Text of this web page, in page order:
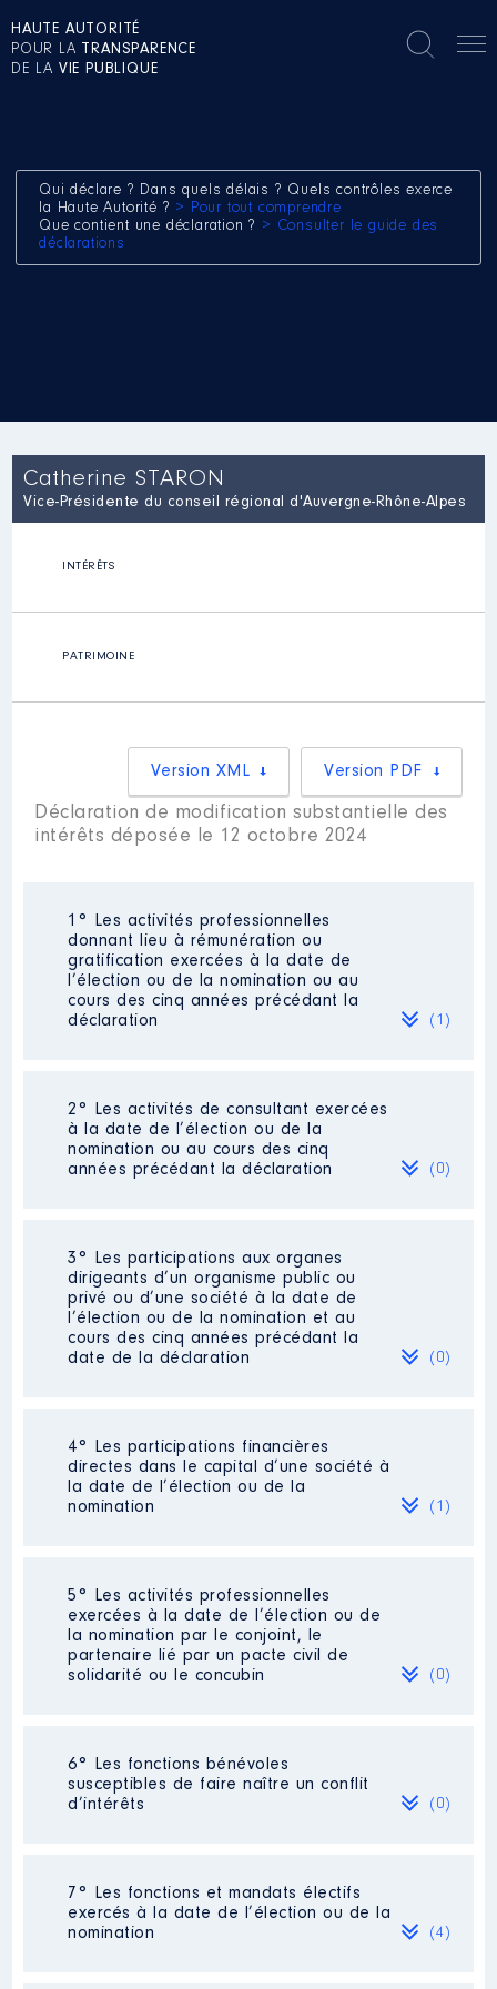
HAUTE AUTORITÉ
POUR LA TRANSPARENCE
DE LA VIE PUBLIQUE
Qui déclare ? Dans quels délais ? Quels contrôles exerce
la Haute Autorité ? > Pour tout comprendre
Que contient une déclaration ? > Consulter le guide des
déclarations
Catherine STARON
Vice-Présidente du conseil régional d'Auvergne-Rhône-Alpes
INTÉRÊTS
PATRIMOINE
Version PDF
Version XML
Déclaration de modification substantielle des
intérêts déposée le 12 octobre 2024
1° Les activités professionnelles
donnant lieu à rémunération ou
gratification exercées à la date de
l’élection ou de la nomination ou au
cours des cinq années précédant la
déclaration
(1)
Description
: Directrice de
développement
Commentaire : Fin de contrat le
24/06/2021
Rémunération ou gratification
:
Année Montant
2019
78 587 €
Net
2020
68 883 €
Net
2021
39 450 €
Net
2022
2° Les activités de consultant exercées
à la date de l’élection ou de la
nomination ou au cours des cinq
années précédant la déclaration
(0)
Néant
3° Les participations aux organes
dirigeants d’un organisme public ou
privé ou d’une société à la date de
l’élection ou de la nomination et au
cours des cinq années précédant la
date de la déclaration
(0)
Néant
4° Les participations financières
directes dans le capital d’une société à
la date de l’élection ou de la
nomination
(1)
Société : ARIETIS
Evaluation : 3000 € │ Nombre de
parts détenues : 300 │ Pourcentage
du capital détenu : 100 %
5° Les activités professionnelles
exercées à la date de l’élection ou de
la nomination par le conjoint, le
partenaire lié par un pacte civil de
solidarité ou le concubin
(0)
Néant
6° Les fonctions bénévoles
susceptibles de faire naître un conflit
d’intérêts
(0)
Néant
7° Les fonctions et mandats électifs
exercés à la date de l’élection ou de la
nomination
(4)